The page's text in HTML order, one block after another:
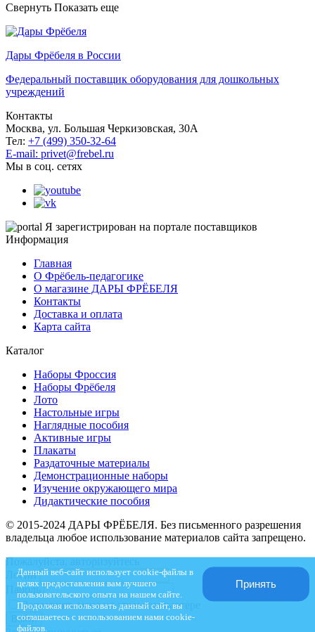
Свернуть Показать еще
Дары Фрёбеля в России
Федеральный поставщик оборудования для дошкольных
учреждений
Контакты
Москва, ул. Большая Черкизовская, 30А
Тел: +7 (499) 350-32-64
E-mail: privet@frebel.ru
Мы в соц. сетях
Я зарегистрирован на портале поставщиков
Информация
Главная
О Фрёбель-педагогике
О магазине ДАРЫ ФРЁБЕЛЯ
Контакты
Доставка и оплата
Карта сайта
Каталог
Наборы Фроссия
Наборы Фрёбеля
Лото
Настольные игры
Наглядные пособия
Активные игры
Плакаты
Раздаточные материалы
Демонстрационные наборы
Изучение окружающего мира
Дидактические пособия
© 2015-2024 ДАРЫ ФРЁБЕЛЯ. Без письменного разрешения
владельца любое использование материалов сайта запрещено.
Пожалуйста, авторизуйтесь
Логин
Пароль
Запомнить меня на этом компьютере
Данный веб-сайт использует cookie-файлы в
целях предоставления вам лучшего
пользовательского опыта на нашем сайте.
Продолжая использовать данный сайт, вы
соглашаетесь с использованием нами cookie-
файлов.
Принять